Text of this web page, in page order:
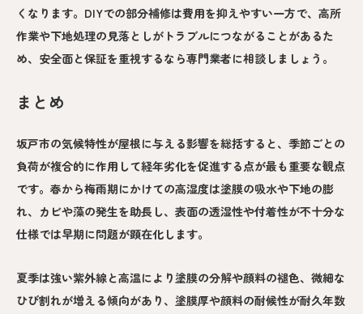
くなります。DIYでの部分補修は費用を抑えやすい一方で、高所
作業や下地処理の見落としがトラブルにつながることがあるた
め、安全面と保証を重視するなら専門業者に相談しましょう。
まとめ
坂戸市の気候特性が屋根に与える影響を総括すると、季節ごとの
負荷が複合的に作用して経年劣化を促進する点が最も重要な観点
です。春から梅雨期にかけての高湿度は塗膜の吸水や下地の膨
れ、カビや藻の発生を助長し、表面の透湿性や付着性が不十分な
仕様では早期に問題が顕在化します。
夏季は強い紫外線と高温により塗膜の分解や顔料の褪色、微細な
ひび割れが増える傾向があり、塗膜厚や顔料の耐候性が耐久年数